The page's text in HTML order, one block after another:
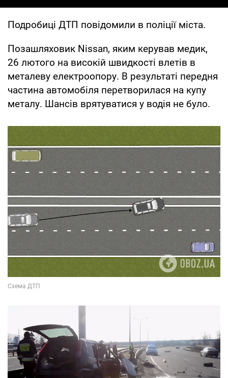
Подробиці ДТП повідомили в поліції міста.
Позашляховик Nissan, яким керував медик,
26 лютого на високій швидкості влетів в
металеву електроопору. В результаті передня
частина автомобіля перетворилася на купу
металу. Шансів врятуватися у водія не було.